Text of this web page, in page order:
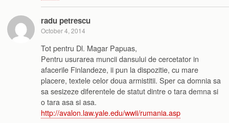
radu petrescu
October 4, 2014
Tot pentru Dl. Magar Papuas,
Pentru usurarea muncii dansului de cercetator in
afacerile Finlandeze, ii pun la dispozitie, cu mare
placere, textele celor doua armistitii. Sper ca domnia sa
sa sesizeze diferentele de statut dintre o tara demna si
o tara asa si asa.
http://avalon.law.yale.edu/wwii/rumania.asp